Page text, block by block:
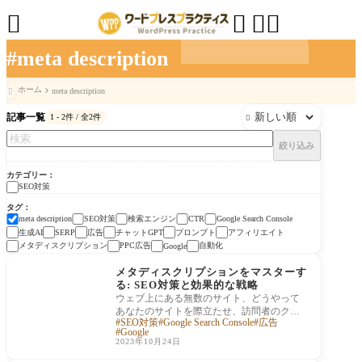
#meta description
 

 ホーム meta description
記事一覧 1 - 2件 / 全2件 
絞り込み
カテゴリー
SEO対策
タグ
meta description
SEO対策 検索エンジン CTR
Google Search Console
生成AI
SERP 広告 チャットGPT プロンプト
アフィリエイト
メタディスクリプション
PPC広告 Google 自動化
メタディスクリプションをマスターす
る: SEO対策と効果的な戦略
ウェブ上にある無数のサイト、どうやって
あなたのサイトを際立たせ、訪問者のクリ
ックを勝ち取るのでしょうか？秘密は、メ
タディ
SEO対策 Google Search Console 広告
Google
2023年10月24日